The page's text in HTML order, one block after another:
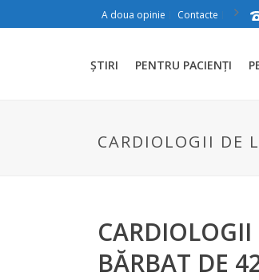
A doua opinie Contacte
ȘTIRI PENTRU PACIENȚI
CARDIOLOGII DE
BĂRBAT DE